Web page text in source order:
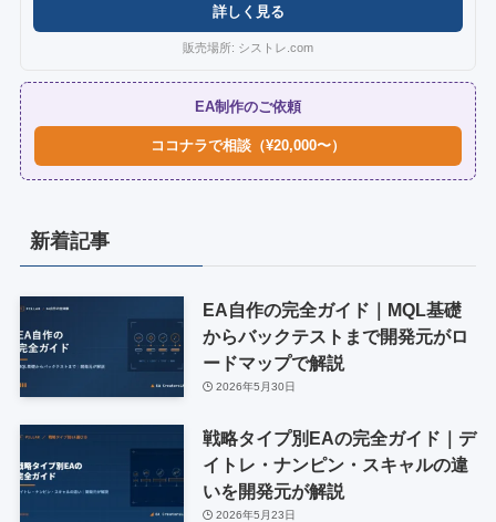
詳しく見る
販売場所: シストレ.com
EA制作のご依頼
ココナラで相談（¥20,000〜）
新着記事
EA自作の完全ガイド｜MQL基礎
からバックテストまで開発元がロ
ードマップで解説
2026年5月30日
戦略タイプ別EAの完全ガイド｜デ
イトレ・ナンピン・スキャルの違
いを開発元が解説
2026年5月23日